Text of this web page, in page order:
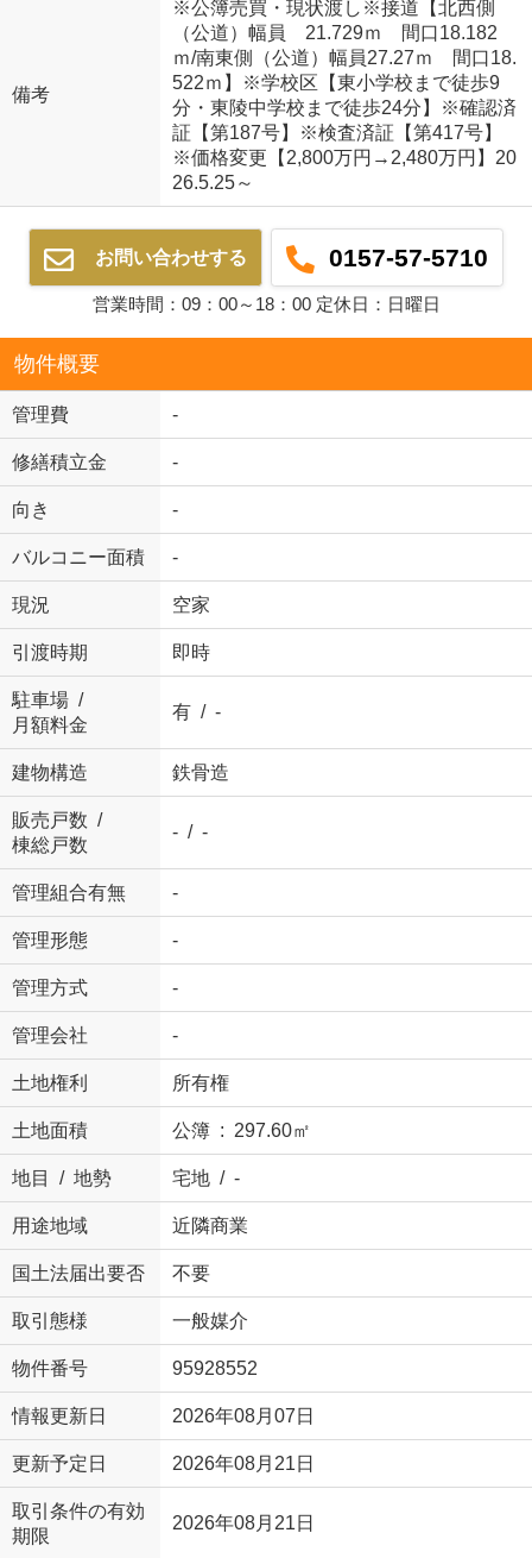
備考
※公簿売買・現状渡し※接道【北西側
（公道）幅員 21.729ｍ 間口18.182
ｍ/南東側（公道）幅員27.27ｍ 間口18.
522ｍ】※学校区【東小学校まで徒歩9
分・東陵中学校まで徒歩24分】※確認済
証【第187号】※検査済証【第417号】
※価格変更【2,800万円→2,480万円】20
26.5.25～
お問い合わせする 0157-57-5710
営業時間：09：00～18：00 定休日：日曜日
物件概要
管理費 -
修繕積立金 -
向き -
バルコニー面積 -
現況 空家
引渡時期 即時
駐車場 /
月額料金
有 / -
建物構造 鉄骨造
販売戸数 /
棟総戸数
- / -
管理組合有無 -
管理形態 -
管理方式 -
管理会社 -
土地権利 所有権
土地面積 公簿 : 297.60㎡
地目 / 地勢 宅地 / -
用途地域 近隣商業
国土法届出要否 不要
取引態様 一般媒介
物件番号 95928552
情報更新日 2026年08月07日
更新予定日 2026年08月21日
取引条件の有効
期限
2026年08月21日